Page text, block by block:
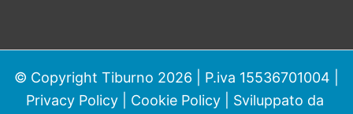
© Copyright Tiburno 2026 | P.iva 15536701004 |
Privacy Policy| Cookie Policy| Sviluppato da